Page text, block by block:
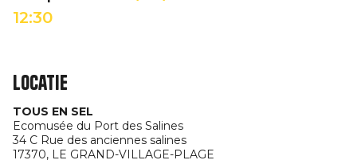
12:30
Locatie
TOUS EN SEL
Ecomusée du Port des Salines
34 C Rue des anciennes salines
17370, LE GRAND-VILLAGE-PLAGE